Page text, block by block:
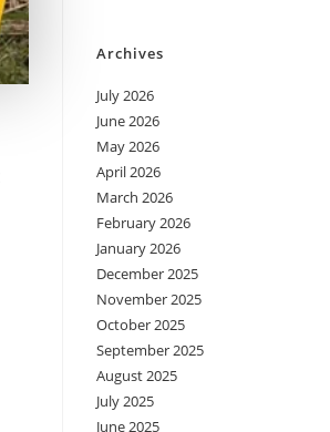
Archives
July 2026
June 2026
May 2026
April 2026
March 2026
February 2026
January 2026
December 2025
November 2025
October 2025
September 2025
August 2025
July 2025
June 2025